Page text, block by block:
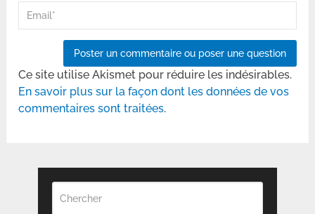
Ce site utilise Akismet pour réduire les indésirables.
En savoir plus sur la façon dont les données de vos
commentaires sont traitées.